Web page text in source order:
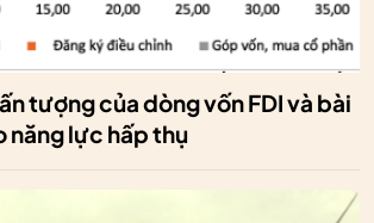
tượng của dòng vốn FDI và bài
năng lực hấp thụ